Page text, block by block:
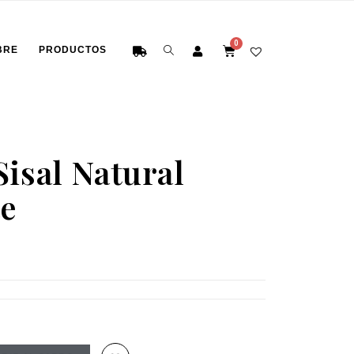
PRODUCTOS
Natural